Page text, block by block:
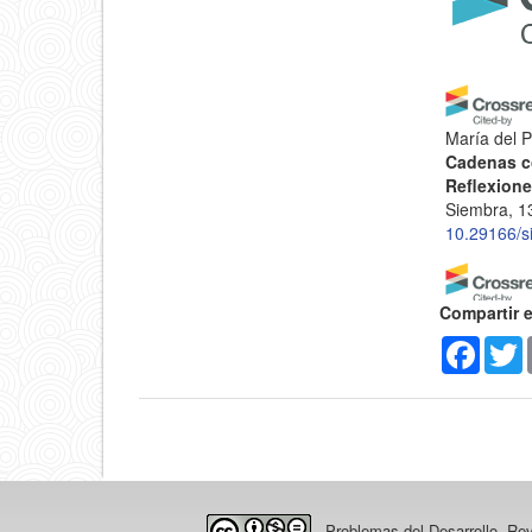
del
María del
Cadenas
Siembra,
10.29166/
Erika
(2024)
Compartir